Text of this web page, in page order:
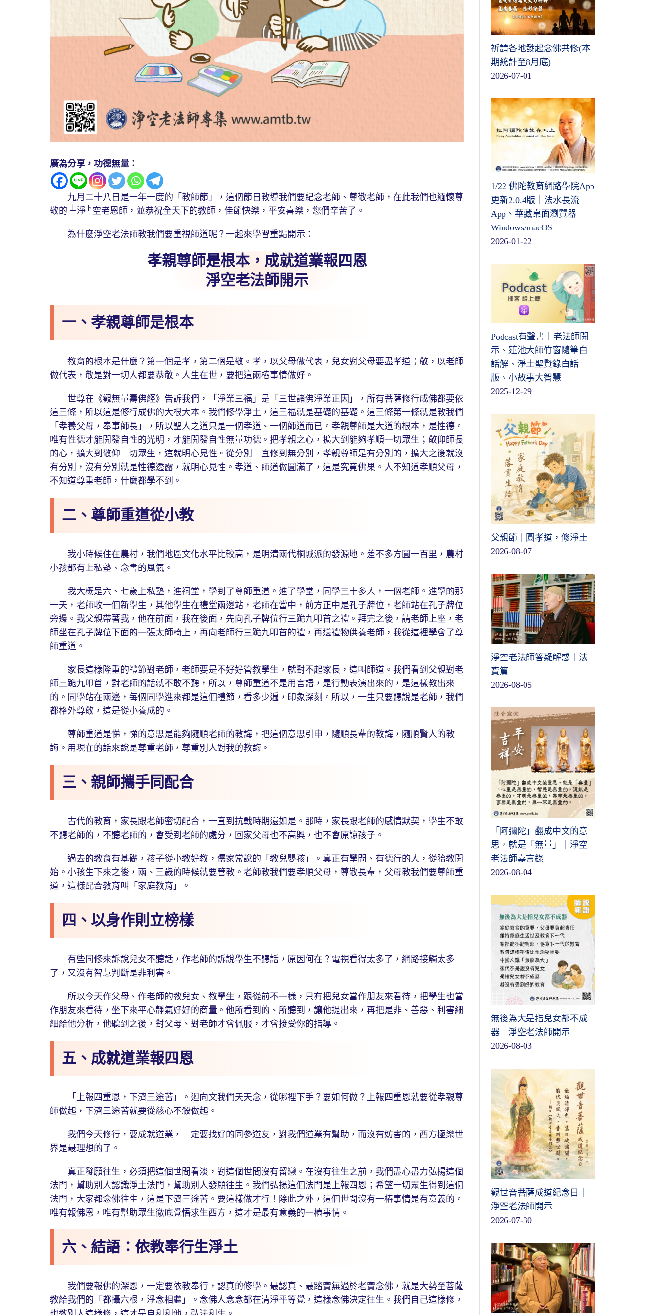
廣為分享，功德無量：
九月二十八日是一年一度的「教師節」，這個節日教導我們要紀念老師、尊敬老師，在此我們也緬懷尊
敬的
上淨 下 空老恩師，並恭祝全天下的教師，佳節快樂，平安喜樂，您們辛苦了。
為什麼淨空老法師教我們要重視師道呢？一起來學習重點開示：
孝親尊師是根本，成就道業報四恩
淨空老法師開示
一、孝親尊師是根本
教育的根本是什麼？第一個是孝，第二個是敬。孝，以父母做代表，兒女對父母要盡孝道；敬，以老師
做代表，敬是對一切人都要恭敬。人生在世，要把這兩樁事情做好。
世尊在《觀無量壽佛經》告訴我們，「淨業三福」是「三世諸佛淨業正因」，所有菩薩修行成佛都要依
這三條，所以這是修行成佛的大根大本。我們修學淨土，這三福就是基礎的基礎。這三條第一條就是教我們
「孝養父母，奉事師長」，所以聖人之道只是一個孝道、一個師道而已。孝親尊師是大道的根本，是性德。
唯有性德才能開發自性的光明，才能開發自性無量功德。把孝親之心，擴大到能夠孝順一切眾生；敬仰師長
的心，擴大到敬仰一切眾生，這就明心見性。從分別一直修到無分別，孝親尊師是有分別的，擴大之後就沒
有分別，沒有分別就是性德透露，就明心見性。孝道、師道做圓滿了，這是究竟佛果。人不知道孝順父母，
不知道尊重老師，什麼都學不到。
二、尊師重道從小教
我小時候住在農村，我們地區文化水平比較高，是明清兩代桐城派的發源地。差不多方圓一百里，農村
小孩都有上私塾、念書的風氣。
我大概是六、七歲上私塾，進祠堂，學到了尊師重道。進了學堂，同學三十多人，一個老師。進學的那
一天，老師收一個新學生，其他學生在禮堂兩邊站，老師在當中，前方正中是孔子牌位，老師站在孔子牌位
旁邊。我父親帶著我，他在前面，我在後面，先向孔子牌位行三跪九叩首之禮。拜完之後，請老師上座，老
師坐在孔子牌位下面的一張太師椅上，再向老師行三跪九叩首的禮，再送禮物供養老師，我從這裡學會了尊
師重道。
家長這樣隆重的禮節對老師，老師要是不好好管教學生，就對不起家長，這叫師道。我們看到父親對老
師三跪九叩首，對老師的話就不敢不聽，所以，尊師重道不是用言語，是行動表演出來的，是這樣教出來
的。同學站在兩邊，每個同學進來都是這個禮節，看多少遍，印象深刻。所以，一生只要聽說是老師，我們
都格外尊敬，這是從小養成的。
尊師重道是悌，悌的意思是能夠隨順老師的教誨，把這個意思引申，隨順長輩的教誨，隨順賢人的教
誨。用現在的話來說是尊重老師，尊重別人對我的教誨。
三、親師攜手同配合
古代的教育，家長跟老師密切配合，一直到抗戰時期還如是。那時，家長跟老師的感情默契，學生不敢
不聽老師的，不聽老師的，會受到老師的處分，回家父母也不高興，也不會原諒孩子。
過去的教育有基礎，孩子從小教好教，儒家常說的「教兒嬰孩」。真正有學問、有德行的人，從胎教開
始。小孩生下來之後，兩、三歲的時候就要管教。老師教我們要孝順父母，尊敬長輩，父母教我們要尊師重
道，這樣配合教育叫「家庭教育」。
四、以身作則立榜樣
有些同修來訴說兒女不聽話，作老師的訴說學生不聽話，原因何在？電視看得太多了，網路接觸太多
了，又沒有智慧判斷是非利害。
所以今天作父母、作老師的教兒女、教學生，跟從前不一樣，只有把兒女當作朋友來看待，把學生也當
作朋友來看待，坐下來平心靜氣好好的商量。他所看到的、所聽到，讓他提出來，再把是非、善惡、利害細
細給他分析，他聽到之後，對父母、對老師才會佩服，才會接受你的指導。
五、成就道業報四恩
「上報四重恩，下濟三途苦」。迴向文我們天天念，從哪裡下手？要如何做？上報四重恩就要從孝親尊
師做起，下濟三途苦就要從慈心不殺做起。
我們今天修行，要成就道業，一定要找好的同參道友，對我們道業有幫助，而沒有妨害的，西方極樂世
界是最理想的了。
真正發願往生，必須把這個世間看淡，對這個世間沒有留戀。在沒有往生之前，我們盡心盡力弘揚這個
法門，幫助別人認識淨土法門，幫助別人發願往生。我們弘揚這個法門是上報四恩；希望一切眾生得到這個
法門，大家都念佛往生，這是下濟三途苦。要這樣做才行！除此之外，這個世間沒有一樁事情是有意義的。
唯有報佛恩，唯有幫助眾生徹底覺悟求生西方，這才是最有意義的一樁事情。
六、結語：依教奉行生淨土
我們要報佛的深恩，一定要依教奉行，認真的修學。最認真、最踏實無過於老實念佛，就是大勢至菩薩
教給我們的「都攝六根，淨念相繼」。念佛人念念都在清淨平等覺，這樣念佛決定往生。我們自己這樣修，
祈請各地發起念佛共修(本
期統計至8月底)
2026-07-01
1/22 佛陀教育網路學院App
更新2.0.4版｜法水長流
App、華藏桌面瀏覽器
Windows/macOS
2026-01-22
Podcast有聲書｜老法師開
示、蓮池大師竹窗隨筆白
話解、淨土聖賢錄白話
版、小故事大智慧
2025-12-29
父親節｜圓孝道，修淨土
2026-08-07
淨空老法師答疑解惑｜法
寶篇
2026-08-05
「阿彌陀」翻成中文的意
思，就是「無量」｜淨空
老法師嘉言錄
2026-08-04
無後為大是指兒女都不成
器｜淨空老法師開示
2026-08-03
觀世音菩薩成道紀念日｜
淨空老法師開示
2026-07-30